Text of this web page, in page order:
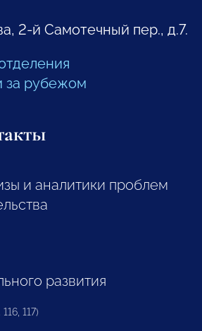
2-й Самотечный пер., д.7.
за рубежом
и аналитики проблем
развития
117)